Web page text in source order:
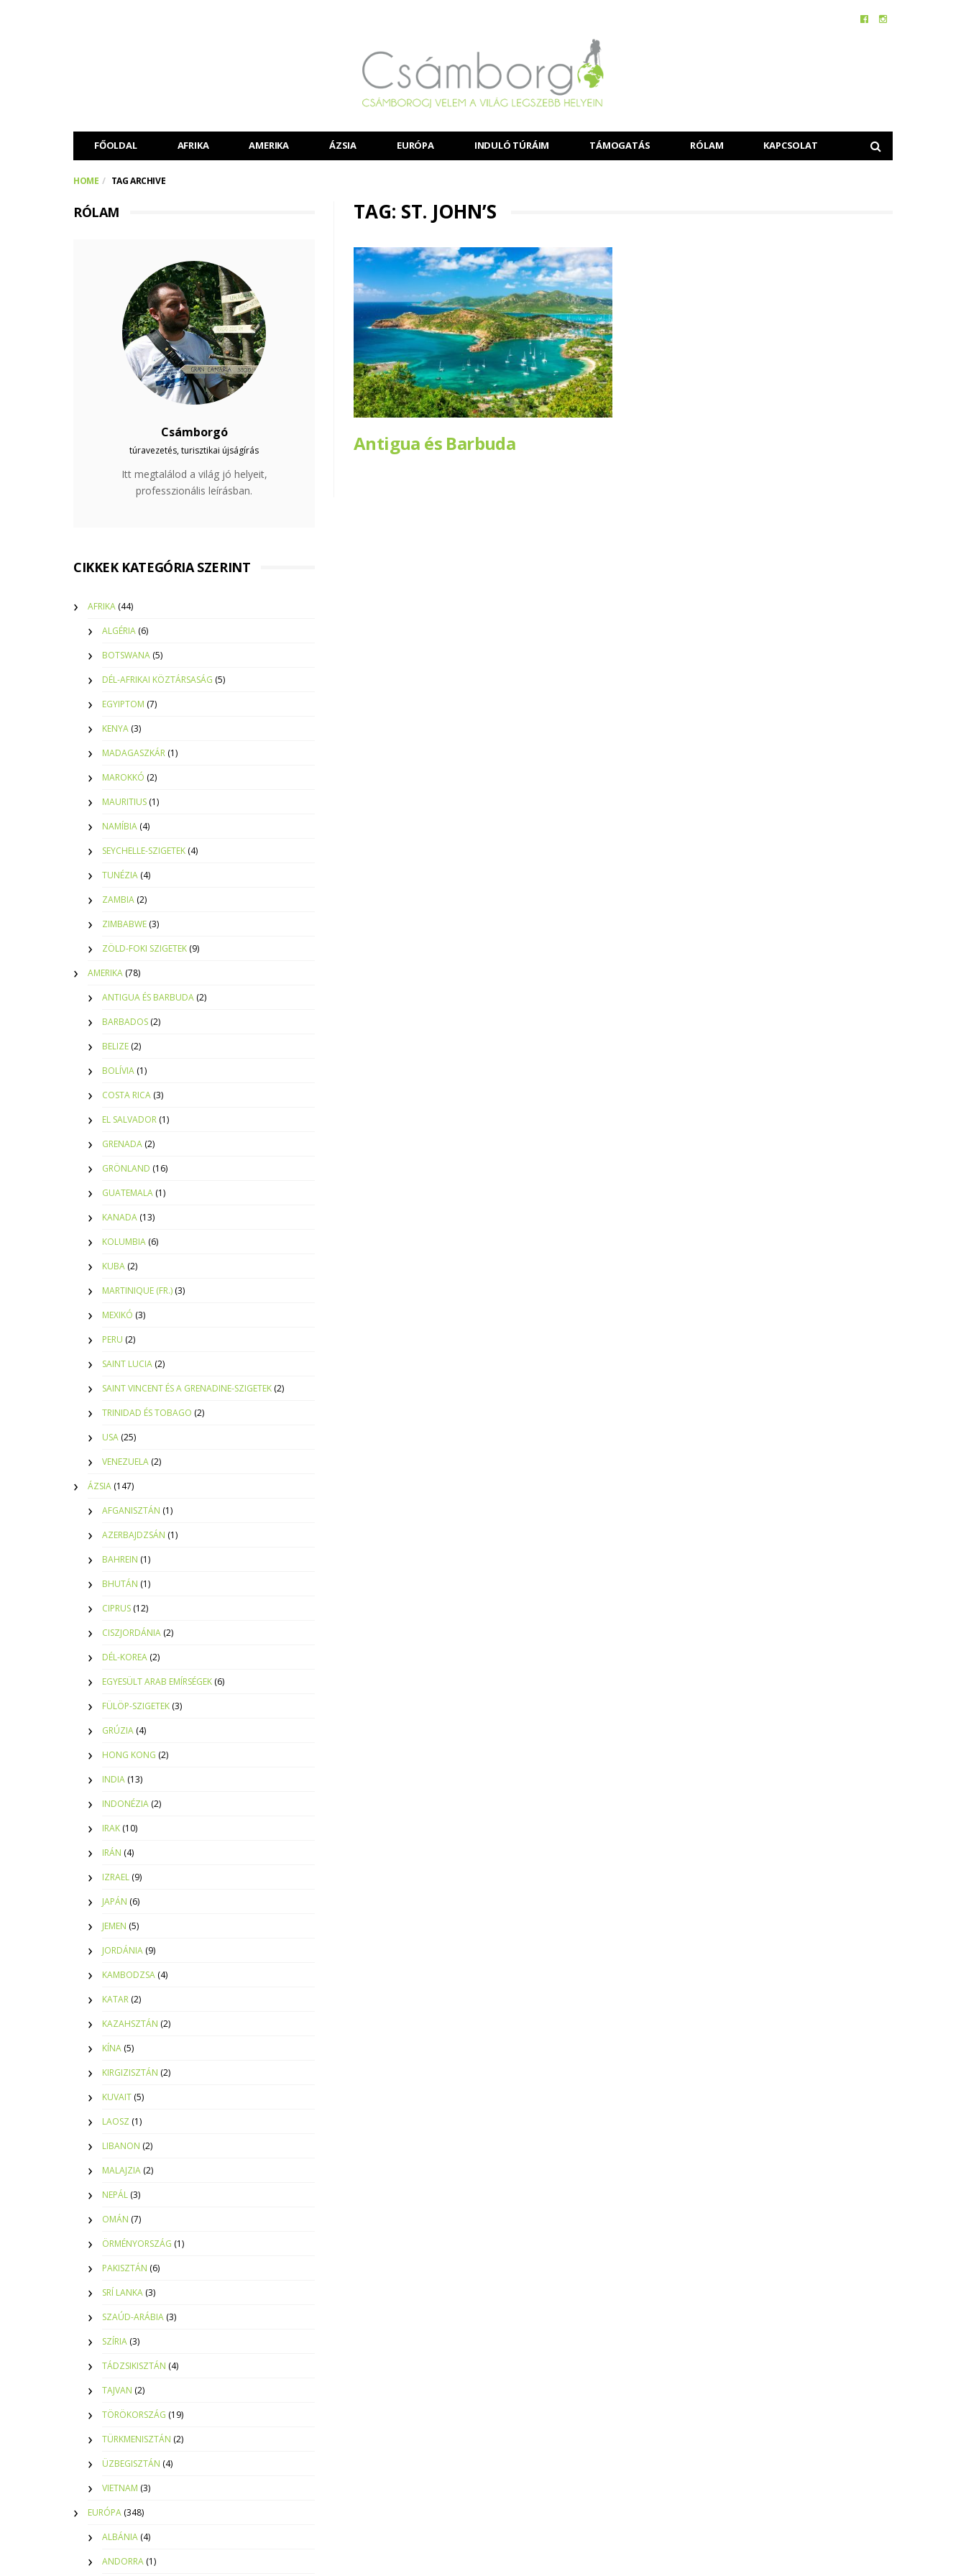
FŐOLDAL AFRIKA AMERIKA ÁZSIA EURÓPA INDULÓ TÚRÁIM TÁMOGATÁS RÓLAM KAPCSOLAT
HOME TAG ARCHIVE
TAG: ST. JOHN’S
Antigua és Barbuda
RÓLAM
Csámborgó
túravezetés, turisztikai újságírás
Itt megtalálod a világ jó helyeit,
professzionális leírásban.
CIKKEK KATEGÓRIA SZERINT
AFRIKA (44)
ALGÉRIA (6)
BOTSWANA (5)
DÉL-AFRIKAI KÖZTÁRSASÁG (5)
EGYIPTOM (7)
KENYA (3)
MADAGASZKÁR (1)
MAROKKÓ (2)
MAURITIUS (1)
NAMÍBIA (4)
SEYCHELLE-SZIGETEK (4)
TUNÉZIA (4)
ZAMBIA (2)
ZIMBABWE (3)
ZÖLD-FOKI SZIGETEK (9)
AMERIKA (78)
ANTIGUA ÉS BARBUDA (2)
BARBADOS (2)
BELIZE (2)
BOLÍVIA (1)
COSTA RICA (3)
EL SALVADOR (1)
GRENADA (2)
GRÖNLAND (16)
GUATEMALA (1)
KANADA (13)
KOLUMBIA (6)
KUBA (2)
MARTINIQUE (FR.) (3)
MEXIKÓ (3)
PERU (2)
SAINT LUCIA (2)
SAINT VINCENT ÉS A GRENADINE-SZIGETEK (2)
TRINIDAD ÉS TOBAGO (2)
USA (25)
VENEZUELA (2)
ÁZSIA (147)
AFGANISZTÁN (1)
AZERBAJDZSÁN (1)
BAHREIN (1)
BHUTÁN (1)
CIPRUS (12)
CISZJORDÁNIA (2)
DÉL-KOREA (2)
EGYESÜLT ARAB EMÍRSÉGEK (6)
FÜLÖP-SZIGETEK (3)
GRÚZIA (4)
HONG KONG (2)
INDIA (13)
INDONÉZIA (2)
IRAK (10)
IRÁN (4)
IZRAEL (9)
JAPÁN (6)
JEMEN (5)
JORDÁNIA (9)
KAMBODZSA (4)
KATAR (2)
KAZAHSZTÁN (2)
KÍNA (5)
KIRGIZISZTÁN (2)
KUVAIT (5)
LAOSZ (1)
LIBANON (2)
MALAJZIA (2)
NEPÁL (3)
OMÁN (7)
ÖRMÉNYORSZÁG (1)
PAKISZTÁN (6)
SRÍ LANKA (3)
SZAÚD-ARÁBIA (3)
SZÍRIA (3)
TÁDZSIKISZTÁN (4)
TAJVAN (2)
TÖRÖKORSZÁG (19)
TÜRKMENISZTÁN (2)
ÜZBEGISZTÁN (4)
VIETNAM (3)
EURÓPA (348)
ALBÁNIA (4)
ANDORRA (1)